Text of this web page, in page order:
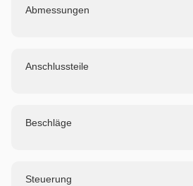
Abmessungen
Anschlussteile
Beschläge
Steuerung